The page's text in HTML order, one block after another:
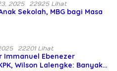
2025 22925 Lihat
Sekolah, MBG bagi Masa
22201 Lihat
Immanuel Ebenezer
Wilson Lalengke: Banyak